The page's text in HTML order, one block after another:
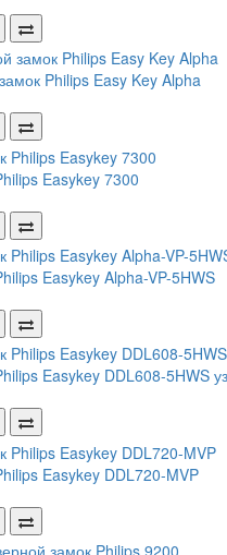
Philips Easy Key Alpha
Easykey 7300
Easykey Alpha-VP-5HWS
Easykey DDL608-5HWS
Easykey DDL720-MVP